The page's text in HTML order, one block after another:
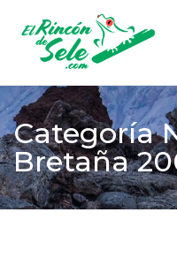
Categoría
Bretaña